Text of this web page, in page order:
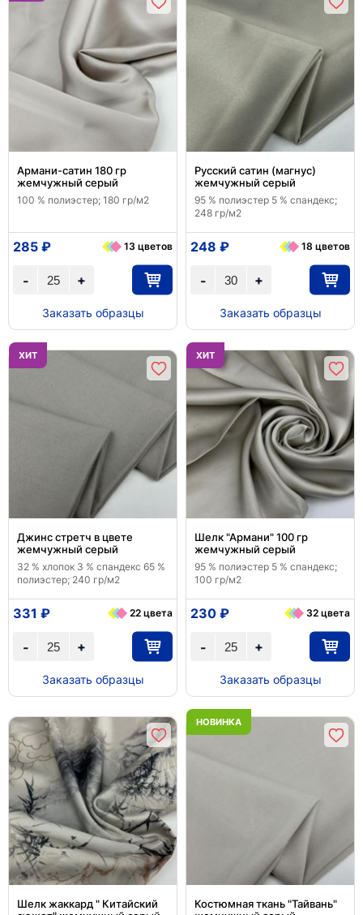
Армани-сатин 180 гр
жемчужный серый
100 % полиэстер; 180 гр/м2
+
-
285 ₽ 13 цветов
Заказать образцы
Русский сатин (магнус)
жемчужный серый
95 % полиэстер 5 % спандекс;
248 гр/м2
+
-
248 ₽ 18 цветов
Заказать образцы
ХИТ
Джинс стретч в цвете
жемчужный серый
32 % хлопок 3 % спандекс 65 %
полиэстер; 240 гр/м2
+
-
331 ₽ 22 цвета
Заказать образцы
ХИТ
Шелк "Армани" 100 гр
жемчужный серый
95 % полиэстер 5 % спандекс;
100 гр/м2
+
-
230 ₽ 32 цвета
Заказать образцы
Шелк жаккард " Китайский
НОВИНКА
Костюмная ткань "Тайвань"